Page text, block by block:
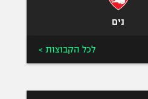
נים
לכל הקבוצות >